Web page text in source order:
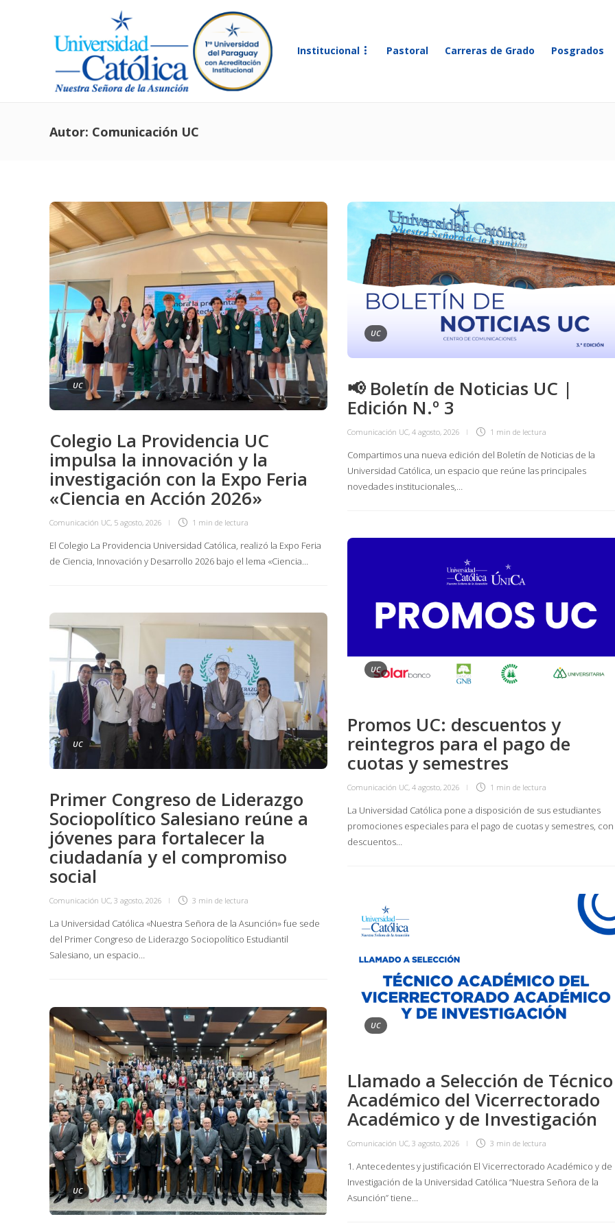
Institucional Pastoral Carreras de Grado Posgrados
Autor: Comunicación UC
UC
Colegio La Providencia UC
impulsa la innovación y la
investigación con la Expo Feria
«Ciencia en Acción 2026»
Comunicación UC, 5 agosto, 2026 1 min de lectura
El Colegio La Providencia Universidad Católica, realizó la Expo Feria
de Ciencia, Innovación y Desarrollo 2026 bajo el lema «Ciencia…
UC
📢 Boletín de Noticias UC |
Edición N.º 3
Comunicación UC, 4 agosto, 2026 1 min de lectura
Compartimos una nueva edición del Boletín de Noticias de la
Universidad Católica, un espacio que reúne las principales
novedades institucionales,…
UC
Promos UC: descuentos y
reintegros para el pago de
cuotas y semestres
Comunicación UC, 4 agosto, 2026 1 min de lectura
La Universidad Católica pone a disposición de sus estudiantes
promociones especiales para el pago de cuotas y semestres, con
descuentos…
UC
Primer Congreso de Liderazgo
Sociopolítico Salesiano reúne a
jóvenes para fortalecer la
ciudadanía y el compromiso
social
Comunicación UC, 3 agosto, 2026 3 min de lectura
La Universidad Católica «Nuestra Señora de la Asunción» fue sede
del Primer Congreso de Liderazgo Sociopolítico Estudiantil
Salesiano, un espacio…
UC
Llamado a Selección de Técnico
Académico del Vicerrectorado
Académico y de Investigación
Comunicación UC, 3 agosto, 2026 3 min de lectura
1. Antecedentes y justificación El Vicerrectorado Académico y de
Investigación de la Universidad Católica “Nuestra Señora de la
Asunción” tiene…
UC